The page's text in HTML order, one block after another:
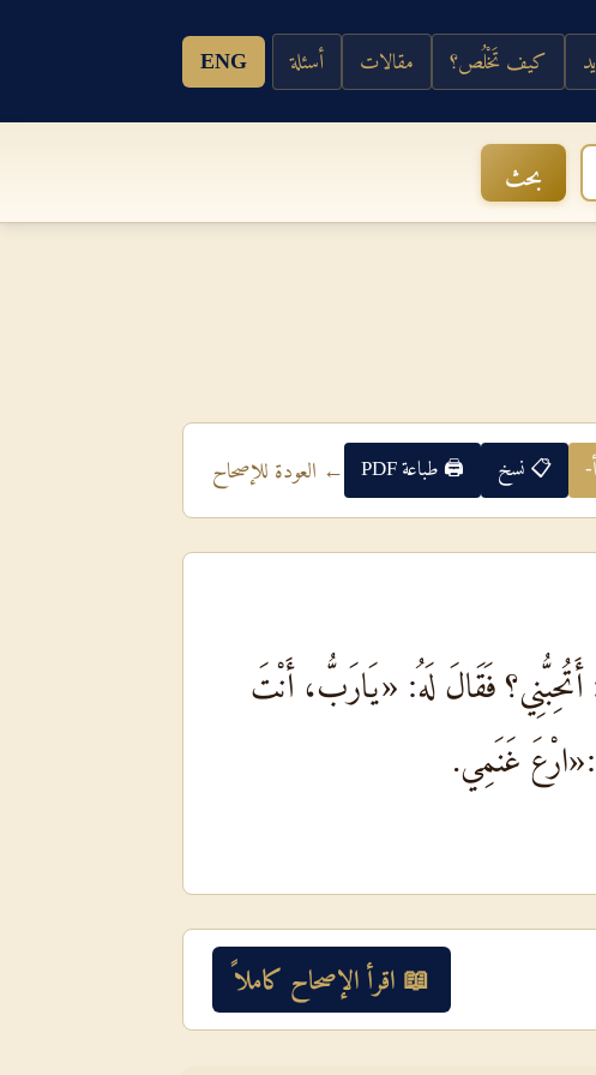
كيف تَخْلُص؟ مقالات أسئلة ENG
بحث
أ- 📋 نسخ 🖨 طباعة PDF ← العودة للإصحاح
أَتُحِبُّنِي؟ فَقَالَ لَهُ: «يَارَبُّ، أَنْتَ
غَنَمِي.
📖 اقرأ الإصحاح كاملاً